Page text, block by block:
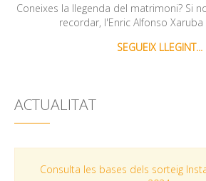
Coneixes la llegenda del matrimoni? Si
recordar, l'Enric Alfonso Xaruba
SEGUEIX LLEGINT...
ACTUALITAT
Consulta les bases dels sorteig